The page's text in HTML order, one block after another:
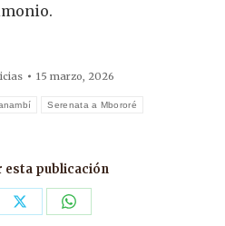
15 marzo, 2026
Serenata a Mbororé
esta publicación
Share Share